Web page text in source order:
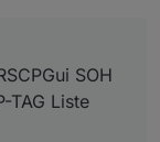
ASOC auch
sie Einheit in
soll :-)
SOH
TAG Liste